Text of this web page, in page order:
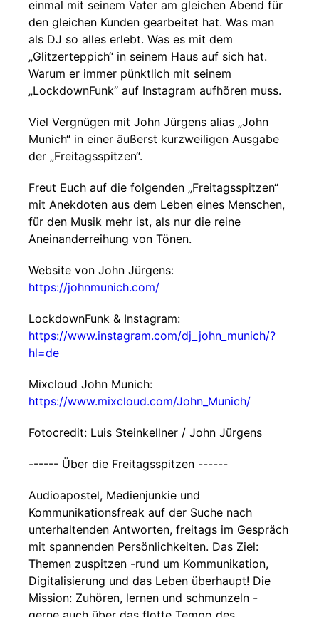
einmal mit seinem Vater am gleichen Abend für
den gleichen Kunden gearbeitet hat. Was man
als DJ so alles erlebt. Was es mit dem
„Glitzerteppich“ in seinem Haus auf sich hat.
Warum er immer pünktlich mit seinem
„LockdownFunk“ auf Instagram aufhören muss.
Viel Vergnügen mit John Jürgens alias „John
Munich“ in einer äußerst kurzweiligen Ausgabe
der „Freitagsspitzen“.
Freut Euch auf die folgenden „Freitagsspitzen“
mit Anekdoten aus dem Leben eines Menschen,
für den Musik mehr ist, als nur die reine
Aneinanderreihung von Tönen.
Website von John Jürgens:
https://johnmunich.com/
LockdownFunk & Instagram:
https://www.instagram.com/dj_john_munich/?
hl=de
Mixcloud John Munich:
https://www.mixcloud.com/John_Munich/
Fotocredit: Luis Steinkellner / John Jürgens
------ Über die Freitagsspitzen ------
Audioapostel, Medienjunkie und
Kommunikationsfreak auf der Suche nach
unterhaltenden Antworten, freitags im Gespräch
mit spannenden Persönlichkeiten. Das Ziel:
Themen zuspitzen -rund um Kommunikation,
Digitalisierung und das Leben überhaupt! Die
Mission: Zuhören, lernen und schmunzeln -